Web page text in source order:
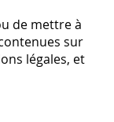
de mettre à
sur
légales, et